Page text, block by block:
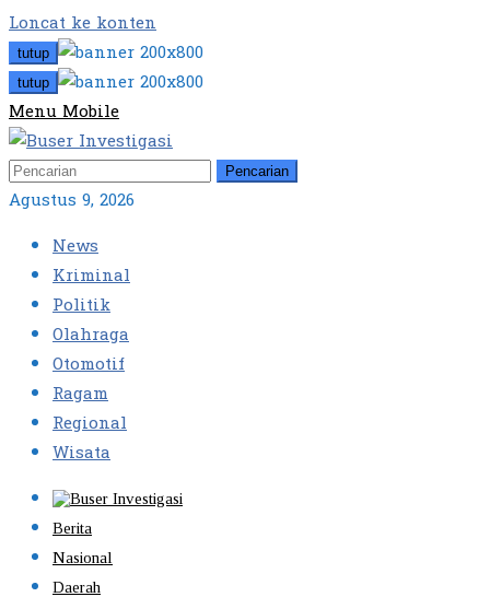
Loncat ke konten
tutup
tutup
Menu Mobile
Pencarian
Agustus 9, 2026
News
Kriminal
Politik
Olahraga
Otomotif
Ragam
Regional
Wisata
Berita
Nasional
Daerah